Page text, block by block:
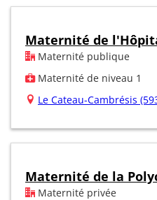
Maternité de
Maternité publique
Maternité de niveau 1
Le Cateau-Cambrésis
Maternité de la
Maternité privée